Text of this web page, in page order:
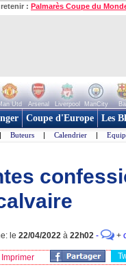
: Palmarès Coupe du
Utd Arsenal Liverpool ManCity
Coupe d'Europe Les
| Buteurs | Calendrier |
le 22/04/2022 à 22h02 - +
Imprimer